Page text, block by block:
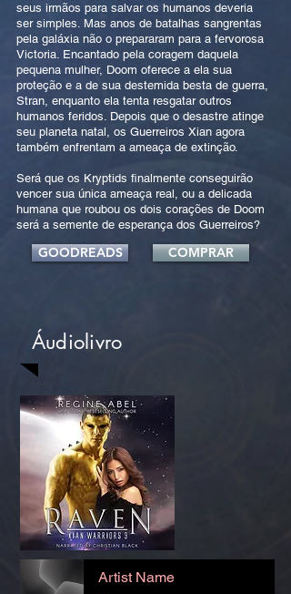
seus irmãos para salvar os humanos deveria
ser simples. Mas anos de batalhas sangrentas
pela galáxia não o prepararam para a fervorosa
Victoria. Encantado pela coragem daquela
pequena mulher, Doom oferece a ela sua
proteção e a de sua destemida besta de guerra,
Stran, enquanto ela tenta resgatar outros
humanos feridos. Depois que o desastre atinge
seu planeta natal, os Guerreiros Xian agora
também enfrentam a ameaça de extinção.
Será que os Kryptids finalmente conseguirão
vencer sua única ameaça real, ou a delicada
humana que roubou os dois corações de Doom
será a semente de esperança dos Guerreiros?
GOODREADS COMPRAR
Áudiolivro
Artist Name